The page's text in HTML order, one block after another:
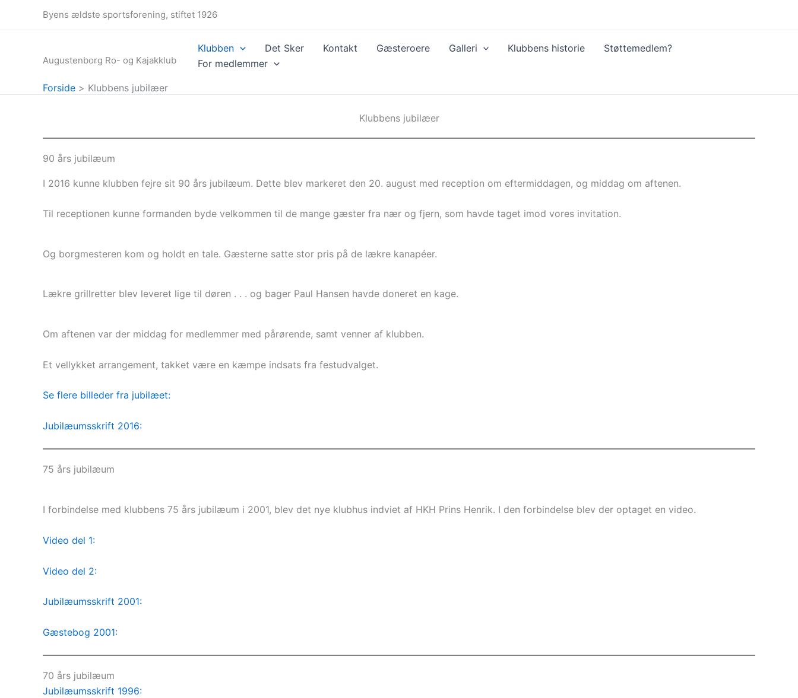
Byens ældste sportsforening, stiftet 1926
Augustenborg Ro- og Kajakklub
Klubben Det Sker Kontakt Gæsteroere Galleri Klubbens historie
Støttemedlem?
For medlemmer
Forside Klubbens jubilæer
Klubbens jubilæer
90 års jubilæum
I 2016 kunne klubben fejre sit 90 års jubilæum. Dette blev markeret den 20. august med reception om eftermiddagen, og middag om aftenen.
Til receptionen kunne formanden byde velkommen til de mange gæster fra nær og fjern, som havde taget imod vores invitation.
Og borgmesteren kom og holdt en tale. Gæsterne satte stor pris på de lækre kanapéer.
Lækre grillretter blev leveret lige til døren . . . og bager Paul Hansen havde doneret en kage.
Om aftenen var der middag for medlemmer med pårørende, samt venner af klubben.
Et vellykket arrangement, takket være en kæmpe indsats fra festudvalget.
Se flere billeder fra jubilæet:
Jubilæumsskrift 2016:
75 års jubilæum
I forbindelse med klubbens 75 års jubilæum i 2001, blev det nye klubhus indviet af HKH Prins Henrik. I den forbindelse blev der optaget en video.
Video del 1:
Video del 2:
Jubilæumsskrift 2001:
Gæstebog 2001:
70 års jubilæum
Jubilæumsskrift 1996: